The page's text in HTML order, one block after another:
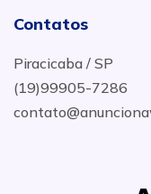
Contatos
Piracicaba / SP
(19)99905-7286